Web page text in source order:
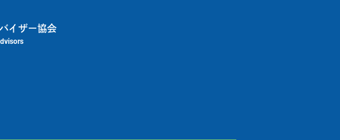
イザー協会